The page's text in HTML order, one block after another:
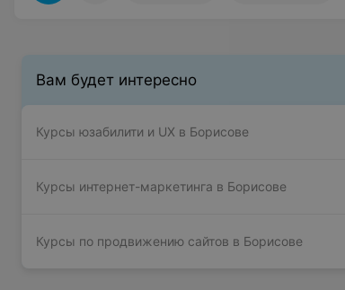
Вам будет интересно
Курсы юзабилити и UX в Борисове
Курсы интернет-маркетинга в Борисове
Курсы по продвижению сайтов в Борисове